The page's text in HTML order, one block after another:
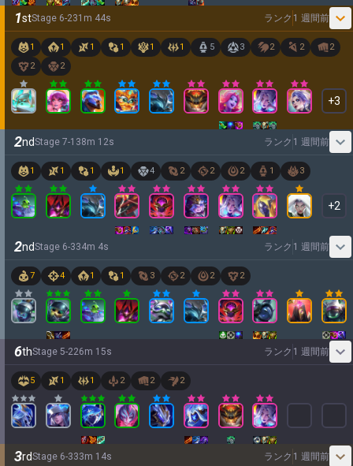
1stStage 6-231 m 44s ランク 1 週間前
1 1 1 1 1 1 5 3 2 2
2
2
2
+3
2ndStage 7-1 38m 12s ランク 1 週間前
1 1 1 1 4 2 2 2 1 3
+2
2ndStage 6-334m 4s ランク 1 週間前
7 4 1 1 3 2 2 2
6thStage 5-226m 15s ランク 1 週間前
5 1 1 2 2 2
3rdStage 6-333m 14s ランク 1 週間前